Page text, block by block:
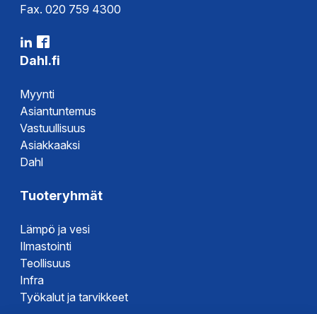
Fax. 020 759 4300
Dahl.fi
Myynti
Asiantuntemus
Vastuullisuus
Asiakkaaksi
Dahl
Tuoteryhmät
Lämpö ja vesi
Ilmastointi
Teollisuus
Infra
Työkalut ja tarvikkeet